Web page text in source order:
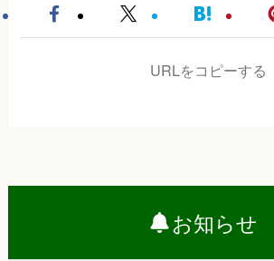
URLをコピーする
お知らせ